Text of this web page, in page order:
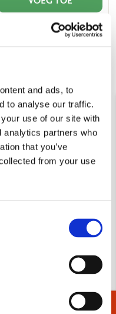
and ads, to
to analyse our traffic.
use of our site with
analytics partners who
that you’ve
from your use
A5, harde kaft: